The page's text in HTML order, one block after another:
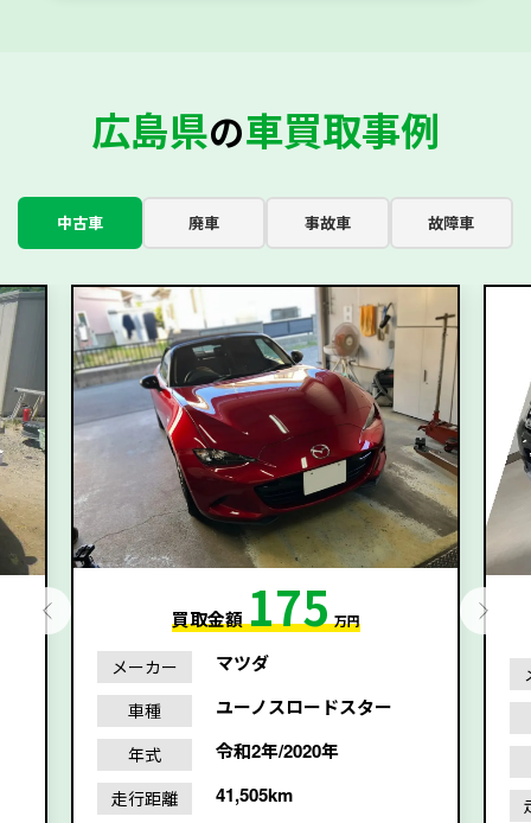
広島県の車買取事例
中古車 廃車 事故車 故障車
買取金額175 万円
メーカー マツダ
車種 ユーノスロードスター
年式 令和2年/2020年
走行距離 41,505km